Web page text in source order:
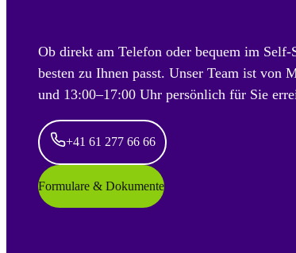
Ob direkt am Telefon oder bequem im
besten zu Ihnen passt. Unser Team ist von
und 13:00–17:00 Uhr persönlich für Sie
+41 61 277 66 66
Formulare & Dokumente